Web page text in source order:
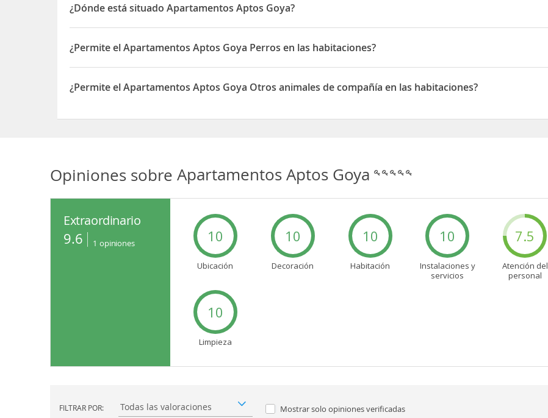
¿Dónde está situado Apartamentos Aptos Goya?
El Apartamentos Aptos Goya está situado en AVDA CARLES BUIGAS 24
¿Permite el Apartamentos Aptos Goya Perros en las habitaciones?
Sí, el Apartamentos Aptos Goya permite Perros en las habitaciones
¿Permite el Apartamentos Aptos Goya Otros animales de compañía en las habitaciones?
Opiniones sobre Apartamentos Aptos Goya
Extraordinario
9.6 1 opiniones 10
Ubicación
10
Decoración
10
Habitación
10
Instalaciones y
servicios
7.5
Atención del
personal
10
Limpieza
FILTRAR POR: Filtrar por: Mostrar solo opiniones verificadas